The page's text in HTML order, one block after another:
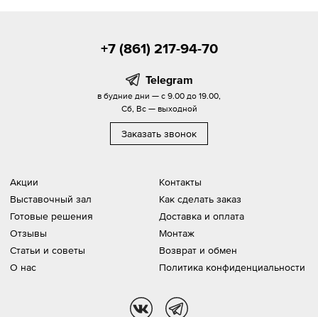
Акции
Выставочный зал
Готовые решения
Отзывы
Статьи и советы
О нас
Контакты
Как сделать заказ
Доставка и оплата
Монтаж
Возврат и обмен
Политика конфиденциальности
+7 (861) 217-94-70
Telegram
в будние дни — с 9.00 до 19.00,
Сб, Вс — выходной
Заказать звонок